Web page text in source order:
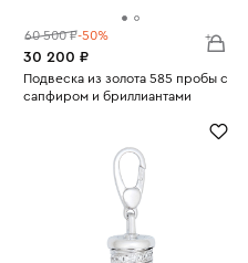
60 500 ₽-50%
30 200 ₽
Подвеска из золота 585 пробы с
сапфиром и бриллиантами